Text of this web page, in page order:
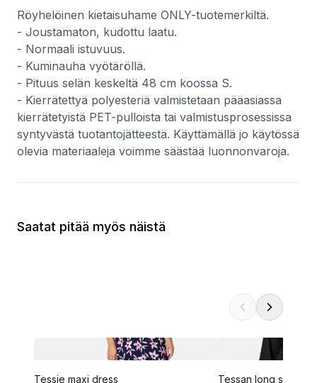
Röyhelöinen kietaisuhame ONLY-tuotemerkiltä.
- Joustamaton, kudottu laatu.
- Normaali istuvuus.
- Kuminauha vyötäröllä.
- Pituus selän keskeltä 48 cm koossa S.
- Kierrätettyä polyesteriä valmistetaan pääasiassa
kierrätetyistä PET-pulloista tai valmistusprosessissa
syntyvästä tuotantojätteestä. Käyttämällä jo käytössä
olevia materiaaleja voimme säästää luonnonvaroja.
Saatat pitää myös näistä
Tessie maxi dress Tessan long sleeve